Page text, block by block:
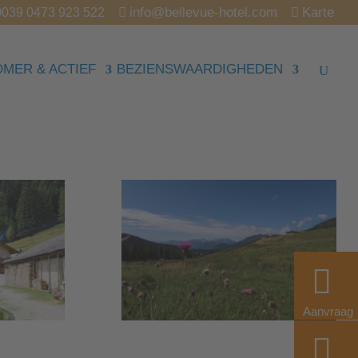
Aanvraag
0473 923 522 info@bellevue-hotel.com Karte
& ACTIEF BEZIENSWAARDIGHEDEN